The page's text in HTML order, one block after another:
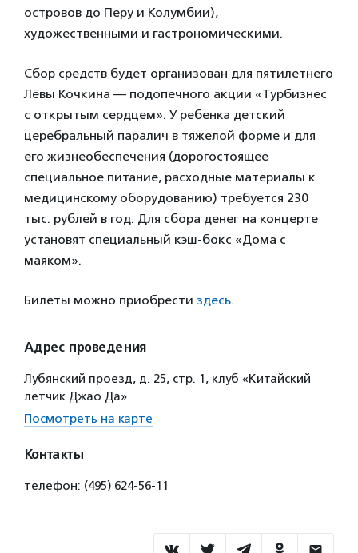
островов до Перу и Колумбии),
художественными и гастрономическими.
Сбор средств будет организован для пятилетнего
Лёвы Кочкина — подопечного акции «Турбизнес
с открытым сердцем». У ребенка детский
церебральный паралич в тяжелой форме и для
его жизнеобеспечения (дорогостоящее
специальное питание, расходные материалы к
медицинскому оборудованию) требуется 230
тыс. рублей в год. Для сбора денег на концерте
установят специальный кэш-бокс «Дома с
маяком».
Билеты можно приобрести здесь.
Адрес проведения
Лубянский проезд, д. 25, стр. 1, клуб «Китайский
летчик Джао Да»
Посмотреть на карте
Контакты
телефон: (495) 624-56-11